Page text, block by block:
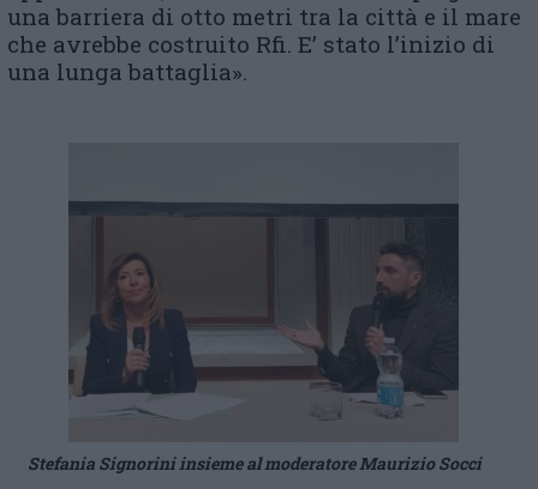
una barriera di otto metri tra la città e il mare
che avrebbe costruito Rfi. E’ stato l’inizio di
una lunga battaglia».
Stefania Signorini insieme al moderatore Maurizio Socci